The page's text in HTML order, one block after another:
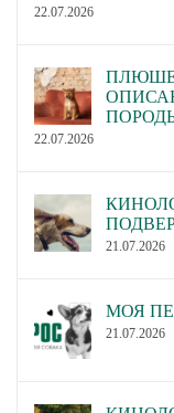
22.07.2026
22.07.2026
21.07.2026
МОЯ
21.07.2026